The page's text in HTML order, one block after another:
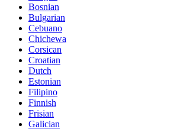
Bosnian
Bulgarian
Cebuano
Chichewa
Corsican
Croatian
Dutch
Estonian
Filipino
Finnish
Frisian
Galician